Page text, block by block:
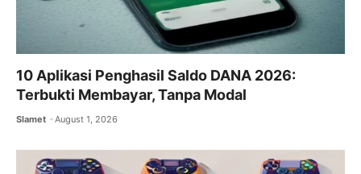
10 Aplikasi Penghasil Saldo DANA 2026:
Terbukti Membayar, Tanpa Modal
Slamet August 1, 2026